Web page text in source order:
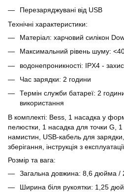
Перезаряджувані від USB
Технічні характеристики:
Матеріал: харчовий силікон
Максимальний рівень шуму:
водонепроникності: IPX4 -
Час зарядки: 2 години
Термін служби батареї: 2
використання
В комплекті: Bess, 1 насадка у
пелюстки, 1 насадка для точки G,
намистин, USB-кабель для
зберігання, інструкція з
Розмір та вага:
Загальна довжина: 8,6 дюйма /
Ширина біля рукоятки: 1,25